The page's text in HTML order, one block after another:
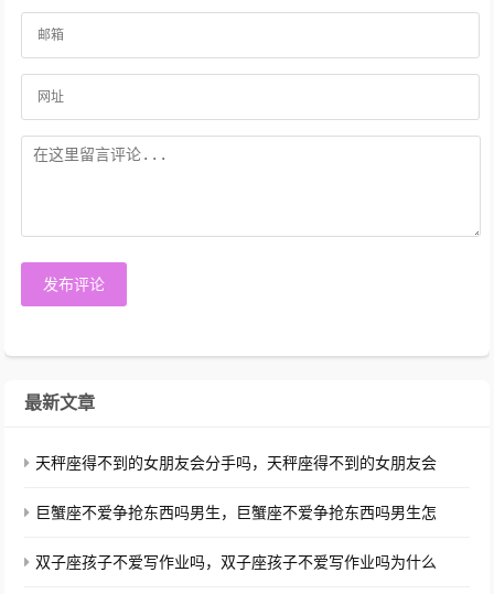
发布评论
最新文章
天秤座得不到的女朋友会分手吗，天秤座得不到的女朋友会
巨蟹座不爱争抢东西吗男生，巨蟹座不爱争抢东西吗男生怎
双子座孩子不爱写作业吗，双子座孩子不爱写作业吗为什么